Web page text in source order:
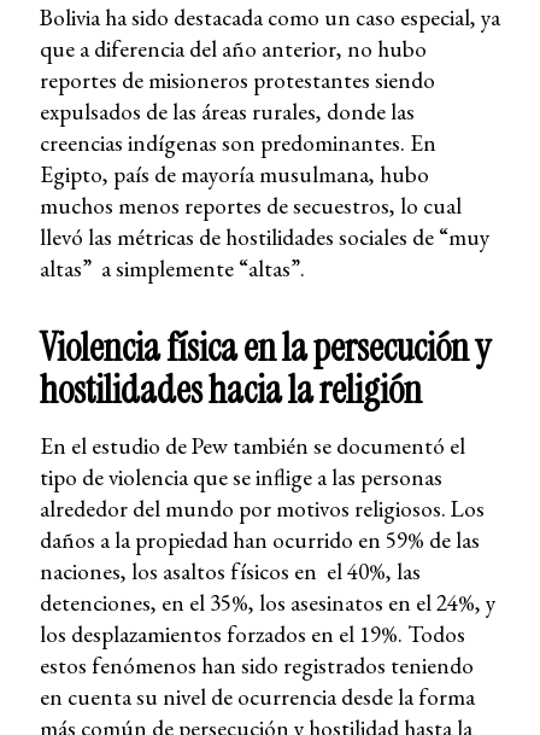
Bolivia ha sido destacada como un caso especial, ya
que a diferencia del año anterior, no hubo
reportes de misioneros protestantes siendo
expulsados de las áreas rurales, donde las
creencias indígenas son predominantes. En
Egipto, país de mayoría musulmana, hubo
muchos menos reportes de secuestros, lo cual
llevó las métricas de hostilidades sociales de “muy
altas” a simplemente “altas”.
Violencia física en la persecución y
hostilidades hacia la religión
En el estudio de Pew también se documentó el
tipo de violencia que se inflige a las personas
alrededor del mundo por motivos religiosos. Los
daños a la propiedad han ocurrido en 59% de las
naciones, los asaltos físicos en el 40%, las
detenciones, en el 35%, los asesinatos en el 24%, y
los desplazamientos forzados en el 19%. Todos
estos fenómenos han sido registrados teniendo
en cuenta su nivel de ocurrencia desde la forma
más común de persecución y hostilidad hasta la